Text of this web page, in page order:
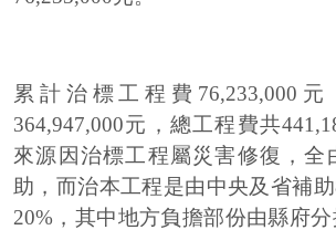
累計治標工程費76,233,000
364,947,000元，總工程費共
來源因治標工程屬災害修復，全
助，而治本工程是由中央及省補
20%，其中地方負擔部份由縣府